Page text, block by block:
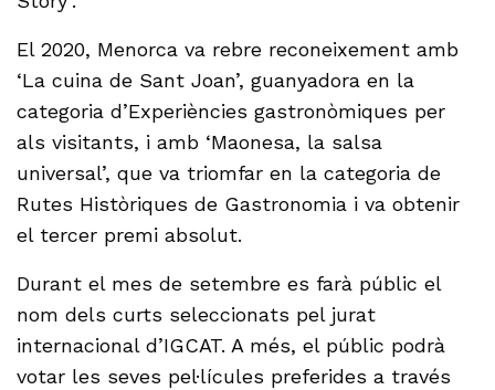
El 2020, Menorca va rebre reconeixement amb
‘La cuina de Sant Joan’, guanyadora en la
categoria d’Experiències gastronòmiques per
als visitants, i amb ‘Maonesa, la salsa
universal’, que va triomfar en la categoria de
Rutes Històriques de Gastronomia i va obtenir
el tercer premi absolut.
Durant el mes de setembre es farà públic el
nom dels curts seleccionats pel jurat
internacional d’IGCAT. A més, el públic podrà
votar les seves pel·lícules preferides a través